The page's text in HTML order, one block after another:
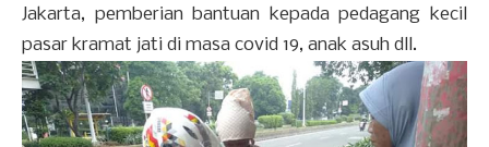
Jakarta, pemberian bantuan kepada pedagang kecil
pasar kramat jati di masa covid 19, anak asuh dll.